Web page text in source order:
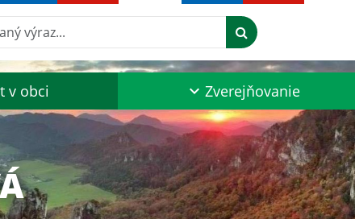
výraz...
v obci Zverejňovanie